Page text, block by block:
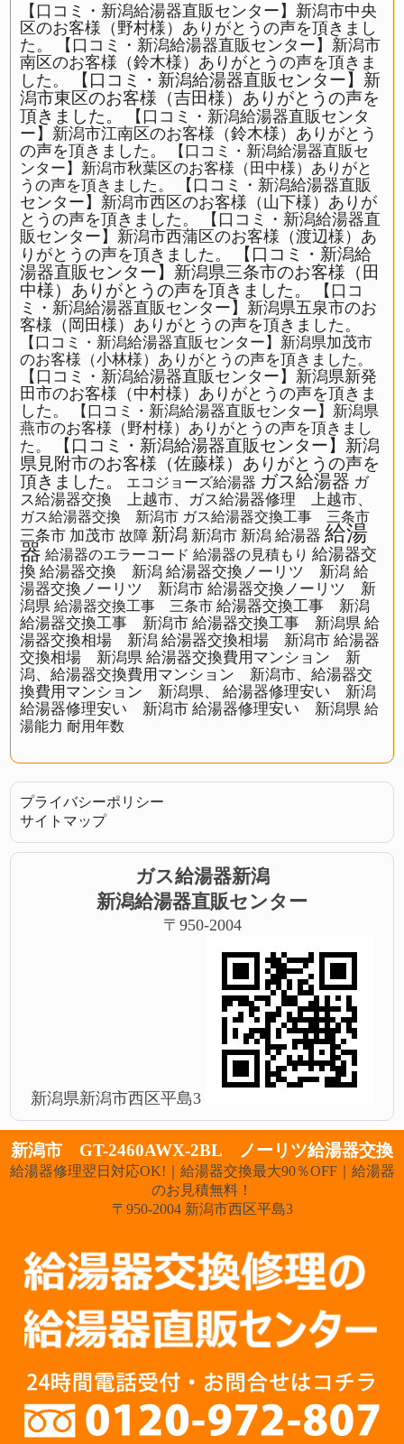
【口コミ・新潟給湯器直販センター】新潟市中央
区のお客様（野村様）ありがとうの声を頂きまし
た。
【口コミ・新潟給湯器直販センター】新潟市
南区のお客様（鈴木様）ありがとうの声を頂きま
した。
【口コミ・新潟給湯器直販センター】新
潟市東区のお客様（吉田様）ありがとうの声を
頂きました。
【口コミ・新潟給湯器直販センタ
ー】新潟市江南区のお客様（鈴木様）ありがとう
の声を頂きました。
【口コミ・新潟給湯器直販セ
ンター】新潟市秋葉区のお客様（田中様）ありがと
うの声を頂きました。
【口コミ・新潟給湯器直販
センター】新潟市西区のお客様（山下様）ありが
とうの声を頂きました。
【口コミ・新潟給湯器直
販センター】新潟市西蒲区のお客様（渡辺様）あ
りがとうの声を頂きました。
【口コミ・新潟給
湯器直販センター】新潟県三条市のお客様（田
中様）ありがとうの声を頂きました。
【口コ
ミ・新潟給湯器直販センター】新潟県五泉市のお
客様（岡田様）ありがとうの声を頂きました。
【口コミ・新潟給湯器直販センター】新潟県加茂市
のお客様（小林様）ありがとうの声を頂きました。
【口コミ・新潟給湯器直販センター】新潟県新発
田市のお客様（中村様）ありがとうの声を頂きま
した。
【口コミ・新潟給湯器直販センター】新潟県
燕市のお客様（野村様）ありがとうの声を頂きまし
た。
【口コミ・新潟給湯器直販センター】新潟
県見附市のお客様（佐藤様）ありがとうの声を
頂きました。
エコジョーズ給湯器 ガス給湯器 ガ
ス給湯器交換 上越市、ガス給湯器修理 上越市、
ガス給湯器交換 新潟市 ガス給湯器交換工事 三条市
三条市 加茂市 故障 新潟 新潟市 新潟 給湯器 給湯
器 給湯器のエラーコード 給湯器の見積もり 給湯器交
換 給湯器交換 新潟 給湯器交換ノーリツ 新潟 給
湯器交換ノーリツ 新潟市 給湯器交換ノーリツ 新
潟県 給湯器交換工事 三条市 給湯器交換工事 新潟
給湯器交換工事 新潟市 給湯器交換工事 新潟県 給
湯器交換相場 新潟 給湯器交換相場 新潟市 給湯器
交換相場 新潟県 給湯器交換費用マンション 新
潟、給湯器交換費用マンション 新潟市、給湯器交
換費用マンション 新潟県、
給湯器修理安い 新潟
給湯器修理安い 新潟市 給湯器修理安い 新潟県 給
湯能力 耐用年数
プライバシーポリシー
サイトマップ
ガス給湯器新潟
新潟給湯器直販センター
〒950-2004
新潟県新潟市西区平島3
新潟市 GT-2460AWX-2BL ノーリツ給湯器交換
給湯器修理翌日対応OK!｜給湯器交換最大90％OFF｜給湯器
のお見積無料！
〒950-2004 新潟市西区平島3